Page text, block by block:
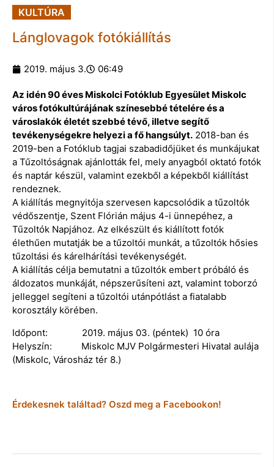
KULTÚRA
Lánglovagok fotókiállítás
2019. május 3. 06:49
Az idén 90 éves Miskolci Fotóklub Egyesület Miskolc
város fotókultúrájának színesebbé tételére és a
városlakók életét szebbé tévő, illetve segítő
tevékenységekre helyezi a fő hangsúlyt. 2018-ban és
2019-ben a Fotóklub tagjai szabadidőjüket és munkájukat
a Tűzoltóságnak ajánlották fel, mely anyagból oktató fotók
és naptár készül, valamint ezekből a képekből kiállítást
rendeznek.
A kiállítás megnyitója szervesen kapcsolódik a tűzoltók
védőszentje, Szent Flórián május 4-i ünnepéhez, a
Tűzoltók Napjához. Az elkészült és kiállított fotók
élethűen mutatják be a tűzoltói munkát, a tűzoltók hősies
tűzoltási és kárelhárítási tevékenységét.
A kiállítás célja bemutatni a tűzoltók embert próbáló és
áldozatos munkáját, népszerűsíteni azt, valamint toborzó
jelleggel segíteni a tűzoltói utánpótlást a fiatalabb
korosztály körében.
Időpont: 2019. május 03. (péntek) 10 óra
Helyszín: Miskolc MJV Polgármesteri Hivatal aulája
(Miskolc, Városház tér 8.)
Érdekesnek találtad? Oszd meg a Facebookon!